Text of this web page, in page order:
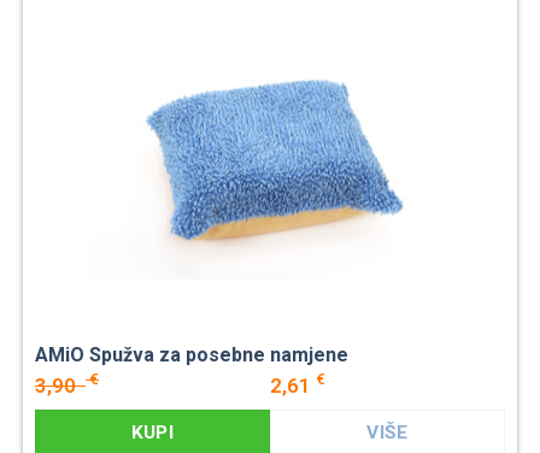
AMiO Spužva za posebne namjene
3,90€ 2,61 €
KUPI VIŠE